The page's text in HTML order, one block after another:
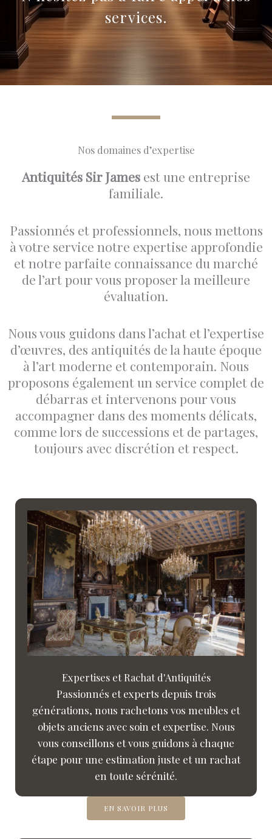
services.
Nos domaines d’expertise
Antiquités Sir James est une entreprise
familiale.
Passionnés et professionnels, nous mettons
à votre service notre expertise approfondie
et notre parfaite connaissance du marché
de l’art pour vous proposer la meilleure
évaluation.
Nous vous guidons dans l’achat et l’expertise
d’œuvres, des antiquités de la haute époque
à l’art moderne et contemporain. Nous
proposons également un service complet de
débarras et intervenons pour vous
accompagner dans des moments délicats,
comme lors de successions et de partages,
toujours avec discrétion et respect.
Expertises et Rachat d'Antiquités
Passionnés et experts depuis trois
générations, nous rachetons vos meubles et
objets anciens avec soin et expertise. Nous
vous conseillons et vous guidons à chaque
étape pour une estimation juste et un rachat
en toute sérénité.
EN SAVOIR PLUS